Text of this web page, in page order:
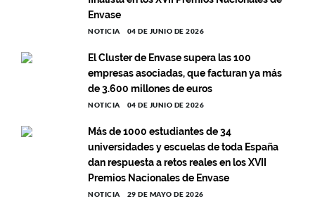
Envase
NOTICIA 04 DE JUNIO DE 2026
El Cluster de Envase supera las 100
empresas asociadas, que facturan ya más
de 3.600 millones de euros
NOTICIA 04 DE JUNIO DE 2026
Más de 1000 estudiantes de 34
universidades y escuelas de toda España
dan respuesta a retos reales en los XVII
Premios Nacionales de Envase
NOTICIA 29 DE MAYO DE 2026